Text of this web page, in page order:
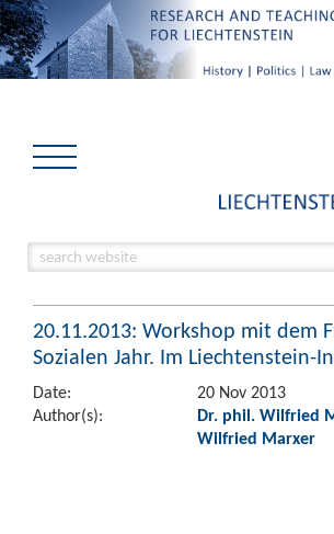
20.11.2013: Workshop mit dem
Sozialen Jahr. Im Liechtenstein-
Date:
20 Nov 2013
Author(s):
Dr. phil. Wilfried
Wilfried Marxer